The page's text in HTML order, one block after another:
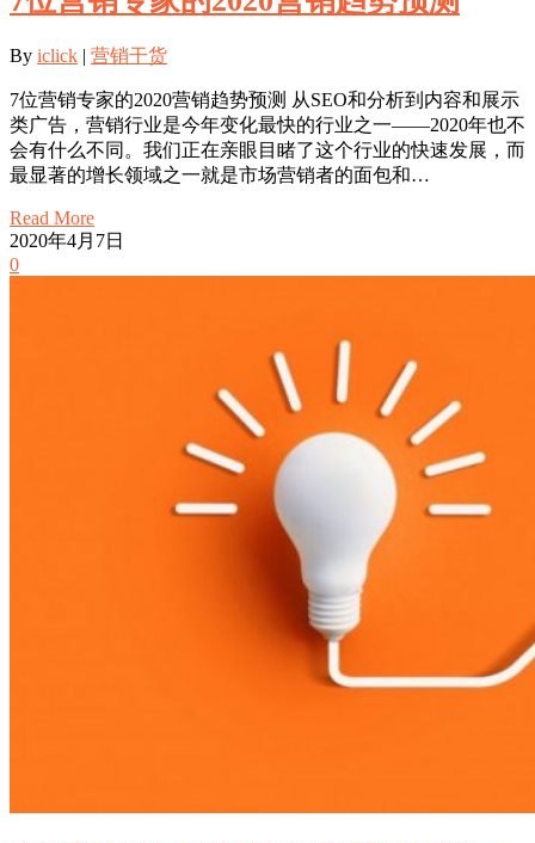
By iclick | 营销干货
7位营销专家的2020营销趋势预测 从SEO和分析到内容和展示
类广告，营销行业是今年变化最快的行业之一——2020年也不
会有什么不同。我们正在亲眼目睹了这个行业的快速发展，而
最显著的增长领域之一就是市场营销者的面包和…
Read More
2020年4月7日
0